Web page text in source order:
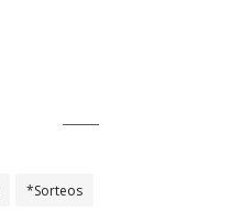
*Sorteos